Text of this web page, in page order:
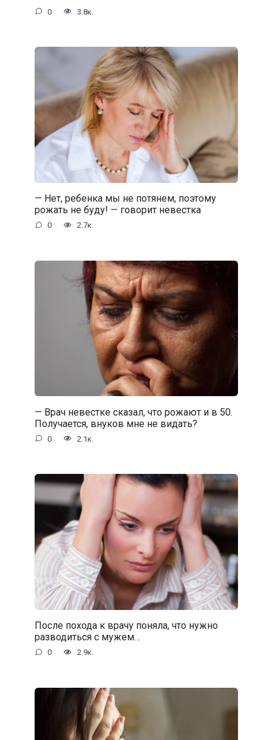
0 3.8к.
— Нет, ребенка мы не потянем, поэтому
рожать не буду! — говорит невестка
0 2.7к.
— Врач невестке сказал, что рожают и в 50.
Получается, внуков мне не видать?
0 2.1к.
После похода к врачу поняла, что нужно
разводиться с мужем…
0 2.9к.